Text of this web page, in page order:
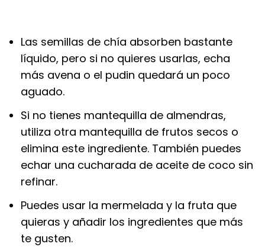
Las semillas de chía absorben bastante
líquido, pero si no quieres usarlas, echa
más avena o el pudin quedará un poco
aguado.
Si no tienes mantequilla de almendras,
utiliza otra mantequilla de frutos secos o
elimina este ingrediente. También puedes
echar una cucharada de aceite de coco sin
refinar.
Puedes usar la mermelada y la fruta que
quieras y añadir los ingredientes que más
te gusten.